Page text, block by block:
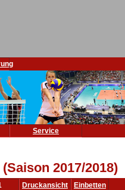
Service
2017/2018)
Druckansicht Einbetten